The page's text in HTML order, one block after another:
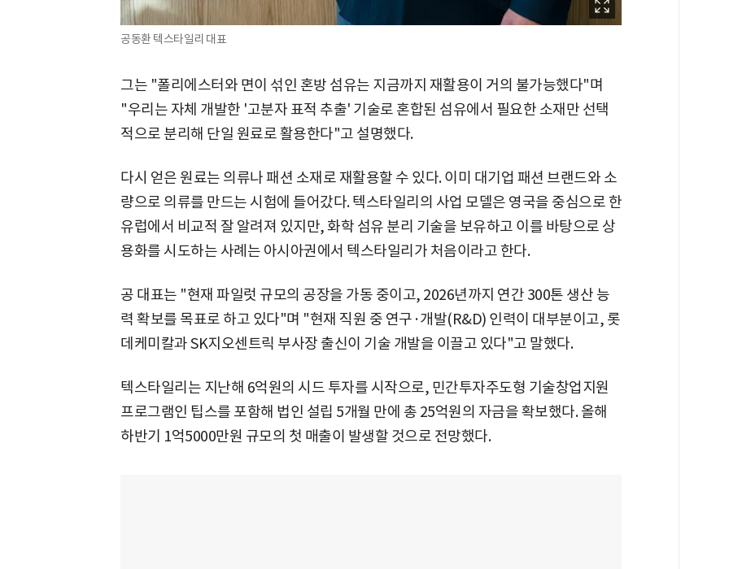
공동환 텍스타일리 대표
그는 "폴리에스터와 면이 섞인 혼방 섬유는 지금까지 재활용이 거의 불가능했다"며
"우리는 자체 개발한 '고분자 표적 추출' 기술로 혼합된 섬유에서 필요한 소재만 선택
적으로 분리해 단일 원료로 활용한다"고 설명했다.
다시 얻은 원료는 의류나 패션 소재로 재활용할 수 있다. 이미 대기업 패션 브랜드와 소
량으로 의류를 만드는 시험에 들어갔다. 텍스타일리의 사업 모델은 영국을 중심으로 한
유럽에서 비교적 잘 알려져 있지만, 화학 섬유 분리 기술을 보유하고 이를 바탕으로 상
용화를 시도하는 사례는 아시아권에서 텍스타일리가 처음이라고 한다.
공 대표는 "현재 파일럿 규모의 공장을 가동 중이고, 2026년까지 연간 300톤 생산 능
력 확보를 목표로 하고 있다"며 "현재 직원 중 연구·개발(R&D) 인력이 대부분이고, 롯
데케미칼과 SK지오센트릭 부사장 출신이 기술 개발을 이끌고 있다"고 말했다.
텍스타일리는 지난해 6억원의 시드 투자를 시작으로, 민간투자주도형 기술창업지원
프로그램인 팁스를 포함해 법인 설립 5개월 만에 총 25억원의 자금을 확보했다. 올해
하반기 1억5000만원 규모의 첫 매출이 발생할 것으로 전망했다.